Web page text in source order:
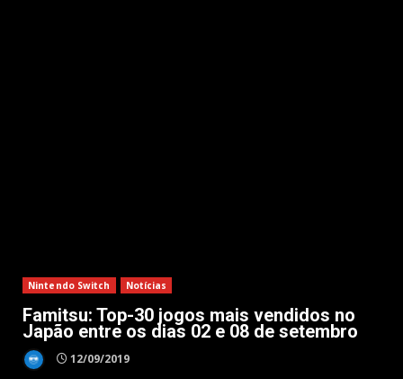
Nintendo Switch Notícias
Famitsu: Top-30 jogos mais vendidos no
Japão entre os dias 02 e 08 de setembro
12/09/2019